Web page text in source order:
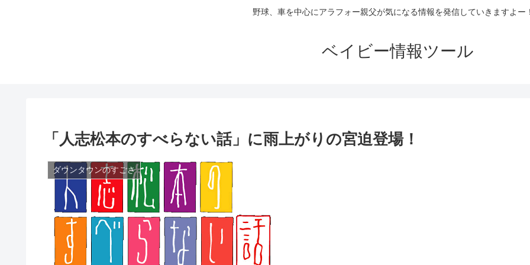
野球、車を中心にアラフォー親父が気になる情報を発信していきますよー
ベイビー情報ツール
「人志松本のすべらない話」に雨上がりの宮迫登場！
ダウンタウンのすごさ